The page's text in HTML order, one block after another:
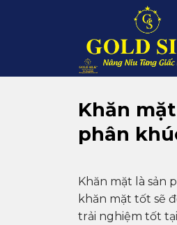
Khăn
phân
Khăn mặt là sản
khăn mặt tốt sẽ
trải nghiệm tốt